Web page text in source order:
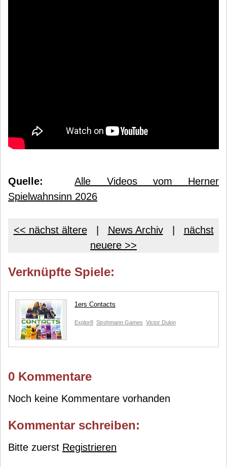
Quelle:
Alle Videos vom Herner
Spielwahnsinn 2026
<< nächst ältere| News Archiv| nächst
neuere >>
Verknüpfte Spiele:
1ers Contacts
Explor8 Strohmann Games Victor Dulon
0 Kommentare
Noch keine Kommentare vorhanden
Kommentar schreiben:
Bitte zuerst Registrieren